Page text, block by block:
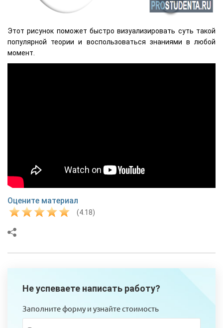
Этот рисунок поможет быстро визуализировать суть такой
популярной теории и воспользоваться знаниями в любой
момент.
Оцените материал
(4.18)
Не успеваете написать работу?
Заполните форму и узнайте стоимость